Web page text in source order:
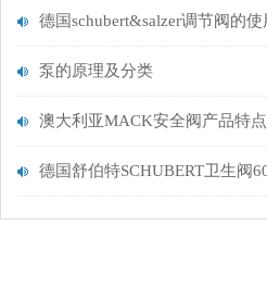
泵的原理及分类
澳大利亚MACK安全阀产品特点